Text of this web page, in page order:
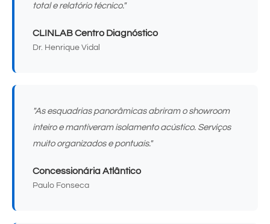
total e relatório técnico."
CLINLAB Centro Diagnóstico
Dr. Henrique Vidal
"As esquadrias panorâmicas abriram o showroom
inteiro e mantiveram isolamento acústico. Serviços
muito organizados e pontuais."
Concessionária Atlântico
Paulo Fonseca